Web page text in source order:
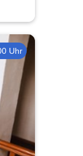
Uhr